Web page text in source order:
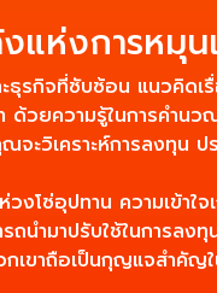
ห่งการหมุน
ธุรกิจที่ซับซ้อน แนวคิด
ด้วยความรู้ในการคำ
ะวิเคราะห์การลงทุน ป
งโซ่อุปทาน ความเข้าใ
ถนำมาปรับใช้ในการล
กเขาถือเป็นกุญแจสำคั